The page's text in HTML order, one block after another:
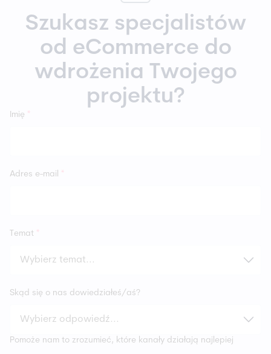
Szukasz specjalistów
od eCommerce do
wdrożenia Twojego
projektu?
Imię *
Adres e-mail *
Temat *
Skąd się o nas dowiedziałeś/aś?
Pomoże nam to zrozumieć, które kanały działają najlepiej